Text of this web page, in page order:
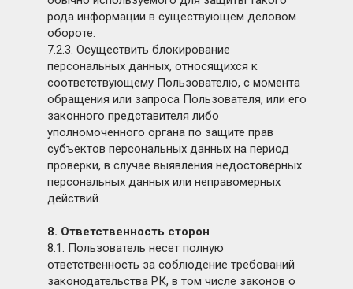
рода информации в существующем деловом
обороте.
7.2.3. Осуществить блокирование
персональных данных, относящихся к
соответствующему Пользователю, с момента
обращения или запроса Пользователя, или его
законного представителя либо
уполномоченного органа по защите прав
субъектов персональных данных на период
проверки, в случае выявления недостоверных
персональных данных или неправомерных
действий.
8. Ответственность сторон
8.1. Пользователь несет полную
ответственность за соблюдение требований
законодательства РК, в том числе законов о